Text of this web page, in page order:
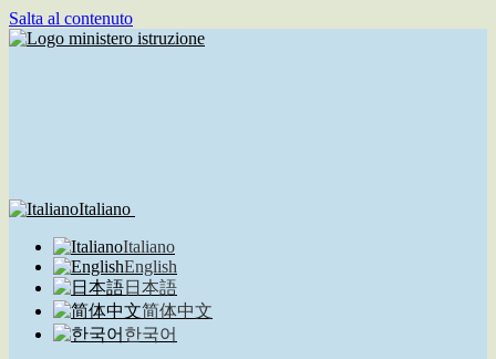
Salta al contenuto
Italiano
Italiano
English
日本語
简体中文
한국어